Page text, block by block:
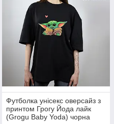
Футболка унісекс оверсайз з
принтом Грогу Йода лайк
(Grogu Baby Yoda) чорна